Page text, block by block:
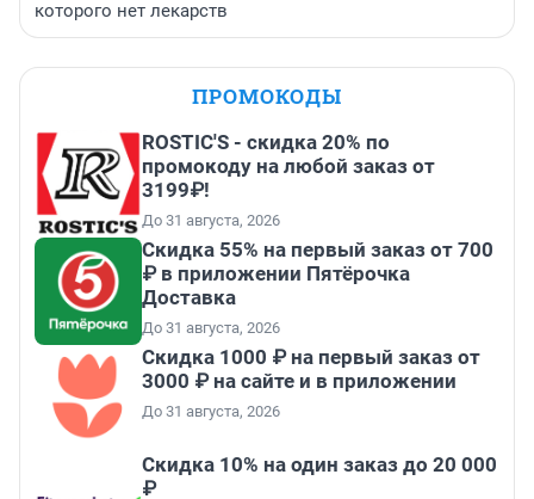
которого нет лекарств
ПРОМОКОДЫ
ROSTIC'S - скидка 20% по
промокоду на любой заказ от
3199₽!
До 31 августа, 2026
Скидка 55% на первый заказ от 700
₽ в приложении Пятёрочка
Доставка
До 31 августа, 2026
Скидка 1000 ₽ на первый заказ от
3000 ₽ на сайте и в приложении
До 31 августа, 2026
Скидка 10% на один заказ до 20 000
₽